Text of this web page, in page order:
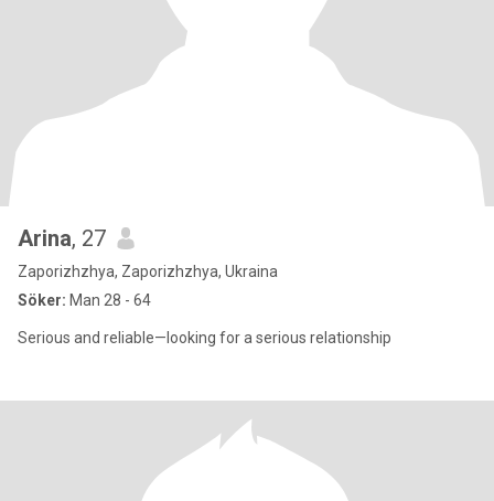
Arina, 27
Zaporizhzhya, Zaporizhzhya, Ukraina
Söker: Man 28 - 64
Serious and reliable—looking for a serious relationship